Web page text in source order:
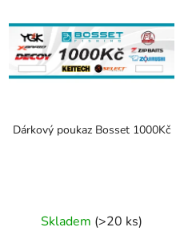
Dárkový poukaz Bosset 1000Kč
Skladem (>20 ks)